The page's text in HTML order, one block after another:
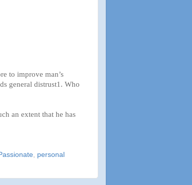
to improve man’s
general distrust1. Who
an extent that he has
personal